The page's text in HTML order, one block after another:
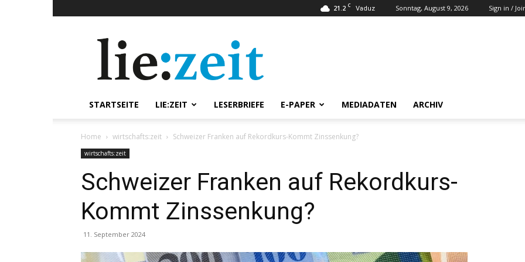
21.2 C Vaduz Sonntag, August 9, 2026 Sign in /
STARTSEITE LIE:ZEIT LESERBRIEFE E-PAPER MEDIADATEN ARCHIV
Home wirtschafts:zeit Schweizer Franken auf Rekordkurs-Kommt Zinssenkung?
wirtschafts:zeit
Schweizer Franken auf Rekordkurs-
Kommt Zinssenkung?
11. September 2024